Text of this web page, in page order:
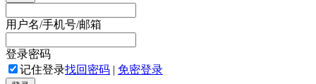
用户名/手机号/邮箱
登录密码
记住登录找回密码 | 免密登录